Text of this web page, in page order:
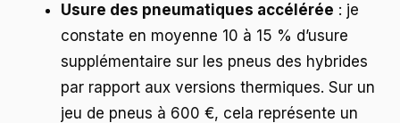
Usure des pneumatiques accélérée : je
constate en moyenne 10 à 15 % d’usure
supplémentaire sur les pneus des hybrides
par rapport aux versions thermiques. Sur un
jeu de pneus à 600 €, cela représente un